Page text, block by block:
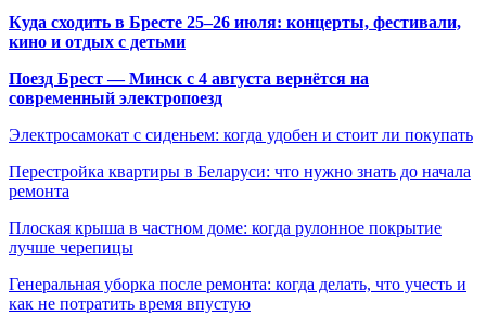
Куда сходить в Бресте 25–26 июля: концерты, фестивали,
кино и отдых с детьми
Поезд Брест — Минск с 4 августа вернётся на
современный электропоезд
Электросамокат с сиденьем: когда удобен и стоит ли покупать
Перестройка квартиры в Беларуси: что нужно знать до начала
ремонта
Плоская крыша в частном доме: когда рулонное покрытие
лучше черепицы
Генеральная уборка после ремонта: когда делать, что учесть и
как не потратить время впустую